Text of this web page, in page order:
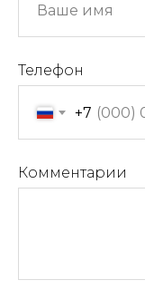
Телефон
+7
Комментарии